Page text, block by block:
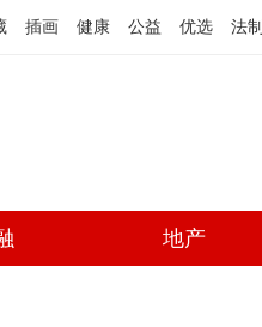
插画 健康 公益 优选 法制
地产